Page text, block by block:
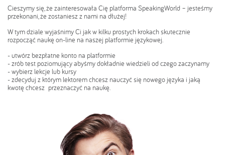
Cieszymy się, że zainteresowała Cię platforma SpeakingWorld – jesteśmy
przekonani, że zostaniesz z nami na dłużej!
W tym dziale wyjaśnimy Ci jak w kilku prostych krokach skutecznie
rozpocząć naukę on-line na naszej platformie językowej.
- utwórz bezpłatne konto na platformie
- zrób test poziomujący abyśmy dokładnie wiedzieli od czego zaczynamy
- wybierz lekcje lub kursy
- zdecyduj z którym lektorem chcesz nauczyć się nowego języka i jaką
kwotę chcesz przeznaczyć na naukę.